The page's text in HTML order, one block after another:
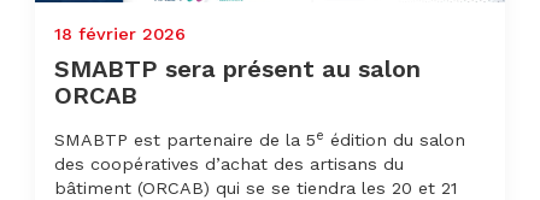
18 février 2026
SMABTP sera présent au salon
ORCAB
SMABTP est partenaire de la 5e édition du salon
des coopératives d’achat des artisans du
bâtiment (ORCAB) qui se se tiendra les 20 et 21